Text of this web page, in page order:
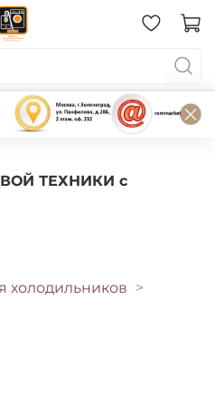
ТЕХНИКИ с
холодильников